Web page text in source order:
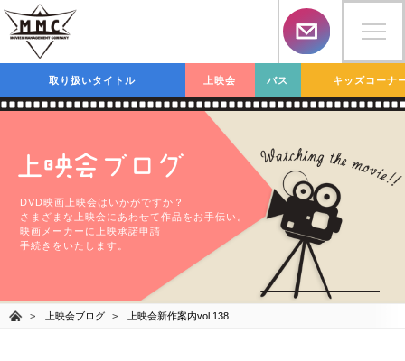
取り扱いタイトル 上映会 バス キッズコーナ
上映会ブログ
DVD映画上映会はいかがですか？
さまざまな上映会にあわせて作品をお手伝い。
映画メーカーに上映承諾申請
手続きをいたします。
上映会ブログ 上映会新作案内vol.138